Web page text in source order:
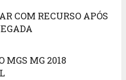
COM RECURSO APÓS
MGS MG 2018